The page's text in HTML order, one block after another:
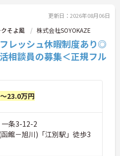
い職場です。階層別
いるため有資格者
しながら将来の管理
キャリアアップを目
】
ど特別休暇が充実
など子育て支援体制
期末手当として全額
満の子5千円の手厚
更新日：2026年08月06日
そよ風 株式会社SOYOKAZE
フレッシュ休暇制度あり◎
相談員の募集＜正規フル
23.0万円
一条3-12-2
館－旭川)「江別駅」徒歩3